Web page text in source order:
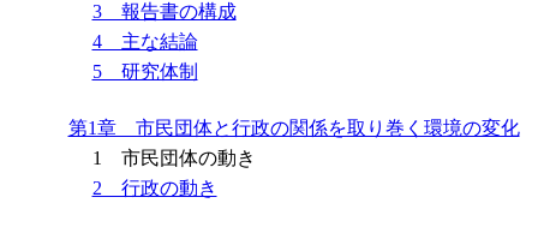
3 報告書の構成
4 主な結論
5 研究体制
第1章 市民団体と行政の関係を取り巻く環境の変化
1 市民団体の動き
2 行政の動き